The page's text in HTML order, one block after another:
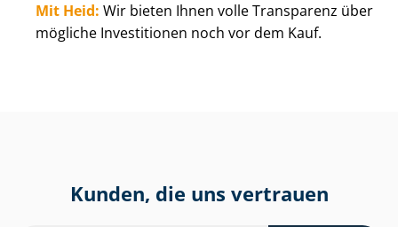
Mit Heid: Wir bieten Ihnen volle Transparenz über
mögliche Investitionen noch vor dem Kauf.
Kunden, die uns vertrauen